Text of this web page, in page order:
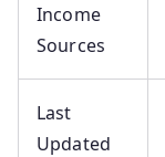
Income
Sources
Last
Updated